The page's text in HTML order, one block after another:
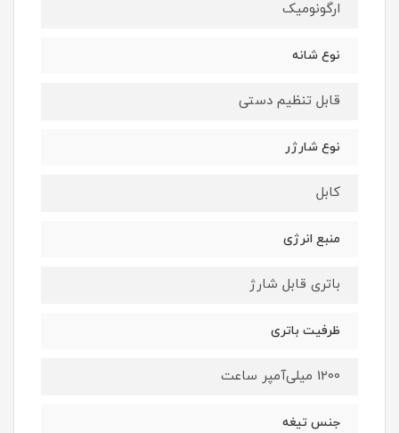
ارگونومیک
نوع شانه
قابل تنظیم دستی
نوع شارژر
کابل
منبع انرژی
باتری قابل شارژ
ظرفیت باتری
1200 میلی‌آمپر ساعت
جنس تیغه